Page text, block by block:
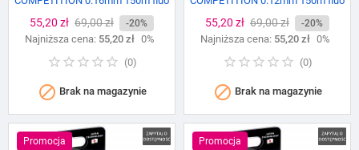
Cena
55,20 zł Cena
podstawowa
69,00 zł -20%
Najniższa cena: 55,20 zł 0%
(0)
 Brak na magazynie
Cena
55,20 zł Cena
podstawowa
69,00 zł -20%
Najniższa cena: 55,20 zł 0%
(0)
 Brak na magazynie
Promocja Promocja